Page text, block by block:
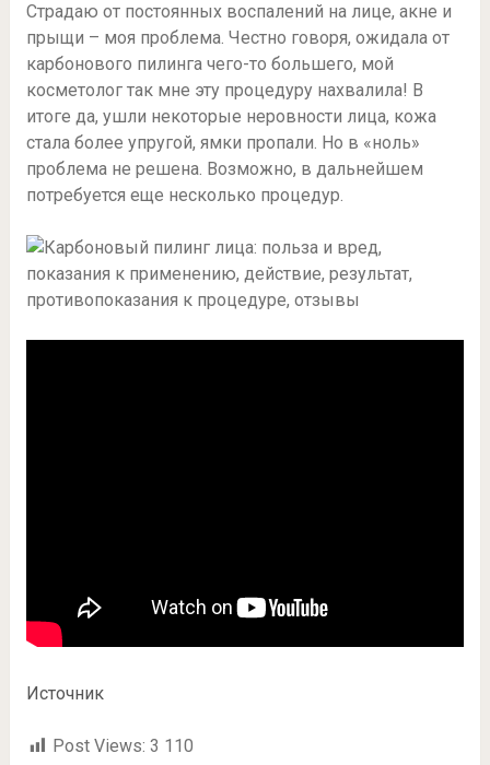
Страдаю от постоянных воспалений на лице, акне и
прыщи – моя проблема. Честно говоря, ожидала от
карбонового пилинга чего-то большего, мой
косметолог так мне эту процедуру нахвалила! В
итоге да, ушли некоторые неровности лица, кожа
стала более упругой, ямки пропали. Но в «ноль»
проблема не решена. Возможно, в дальнейшем
потребуется еще несколько процедур.
Источник
Post Views: 3 110